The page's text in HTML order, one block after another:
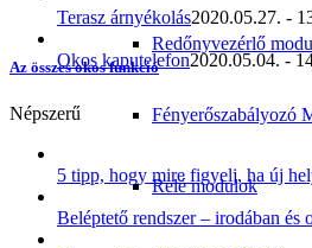
Redőnyvezérlő
Fényerőszabályozó
Relé modulok
Terasz árnyékolás2020.05.27. -
Okos kaputelefon2020.05.04. -
Az összes okos funkció
Népszerű
5 tipp, hogy mire figyelj, ha új
Beléptető rendszer – irodában és